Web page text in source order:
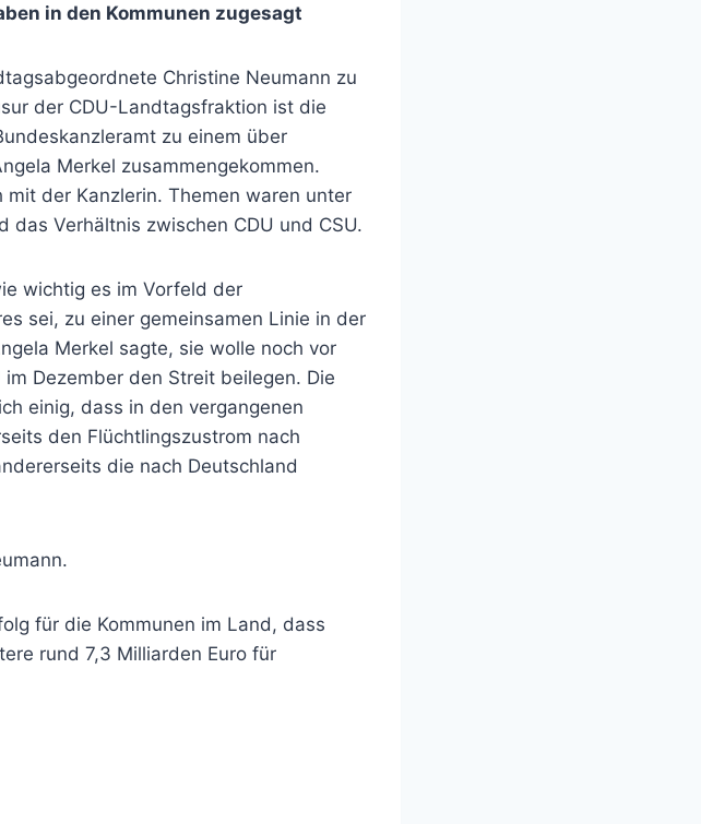
in den Kommunen zugesagt
Christine Neumann zu
der CDU-Landtagsfraktion ist die
zu einem über
Merkel zusammengekommen.
der Kanzlerin. Themen waren unter
das Verhältnis zwischen CDU und CSU.
wichtig es im Vorfeld der
sei, zu einer gemeinsamen Linie in der
Merkel sagte, sie wolle noch vor
Dezember den Streit beilegen. Die
einig, dass in den vergangenen
den Flüchtlingszustrom nach
die nach Deutschland
für die Kommunen im Land, dass
rund 7,3 Milliarden Euro für